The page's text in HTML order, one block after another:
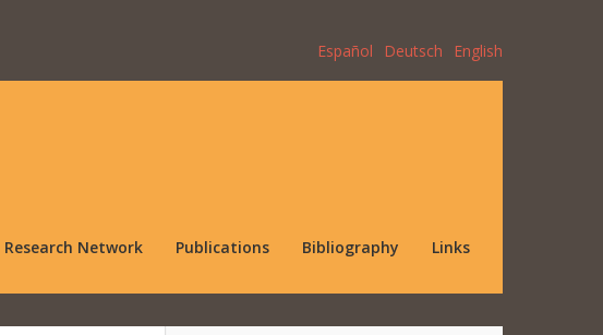
Español Deutsch English
Research Network Publications Bibliography Links